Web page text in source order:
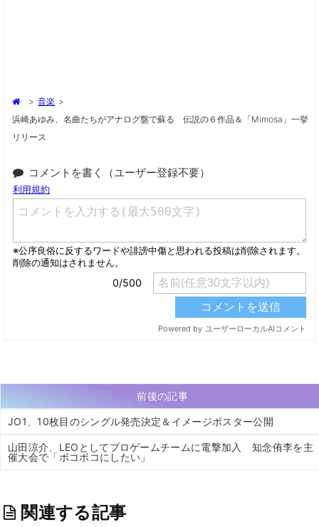
> 音楽 >
浜崎あゆみ、名曲たちがアナログ盤で蘇る 伝説の６作品＆「mimosa」一挙
リリース
コメントを書く（ユーザー登録不要）
前後の記事
JO1、10枚目のシングル発売決定＆イメージポスター公開
山田涼介、LEOとしてプロゲームチームに電撃加入 知念侑李を主
催大会で「ボコボコにしたい」
関連する記事